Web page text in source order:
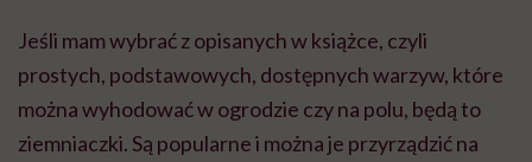
Jeśli mam wybrać z opisanych w książce, czyli
prostych, podstawowych, dostępnych warzyw, które
można wyhodować w ogrodzie czy na polu, będą to
ziemniaczki. Są popularne i można je przyrządzić na